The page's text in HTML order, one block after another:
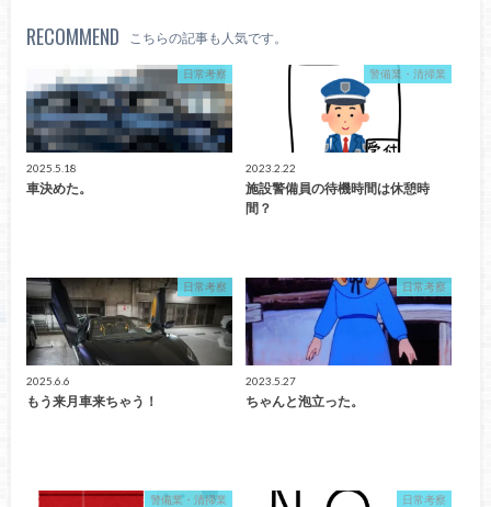
RECOMMEND こちらの記事も人気です。
日常考察
2025.5.18
車決めた。
警備業・清掃業
2023.2.22
施設警備員の待機時間は休憩時
間？
日常考察
2025.6.6
もう来月車来ちゃう！
日常考察
2023.5.27
ちゃんと泡立った。
警備業・清掃業 日常考察